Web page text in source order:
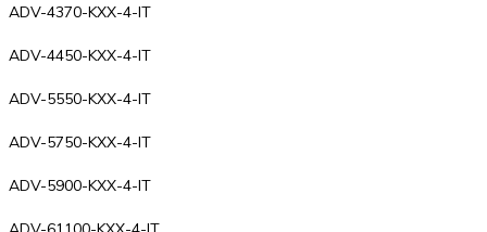
ADV-4370-KXX-4-IT
ADV-4450-KXX-4-IT
ADV-5550-KXX-4-IT
ADV-5750-KXX-4-IT
ADV-5900-KXX-4-IT